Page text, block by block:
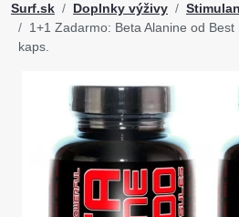
Surf.sk Doplnky výživy
1+1 Zadarmo: Beta Alanine od
kaps.